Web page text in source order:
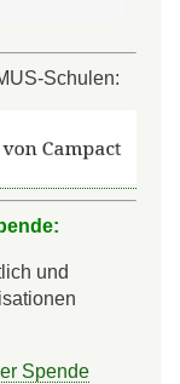
Schulen:
und
Spende